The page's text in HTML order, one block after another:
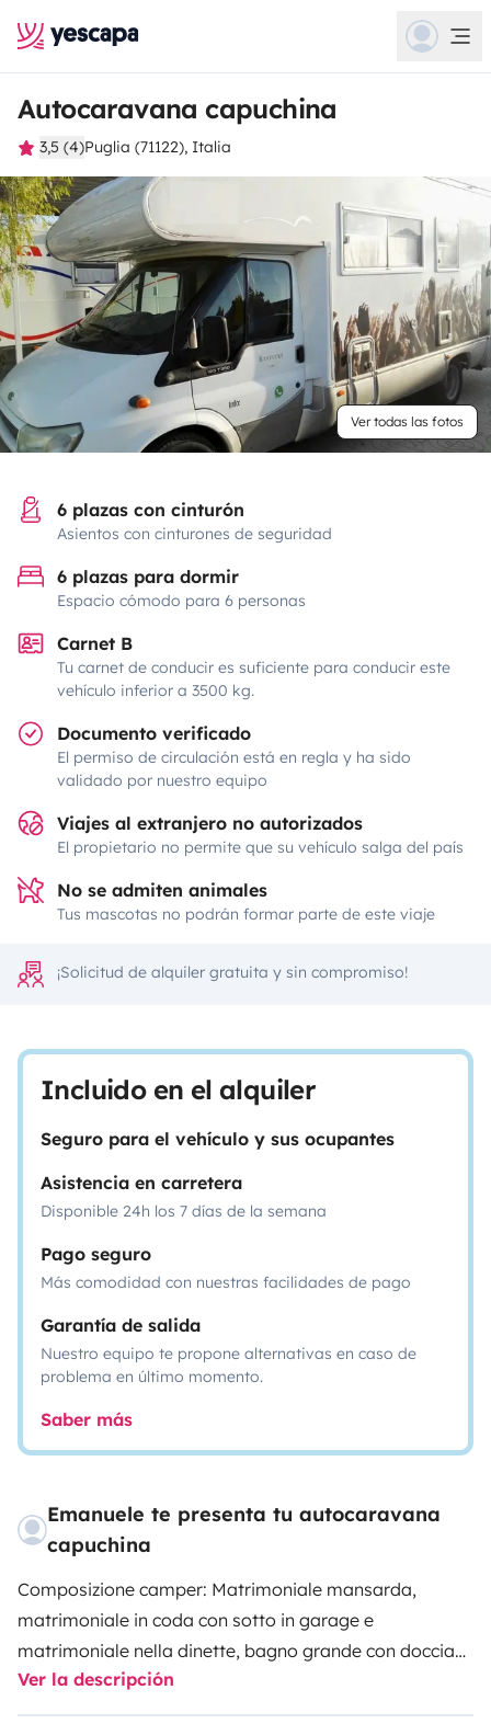
Autocaravana capuchina
3,5 (4)Puglia (71122), Italia
Ver todas las fotos
6 plazas con cinturón
Asientos con cinturones de seguridad
6 plazas para dormir
Espacio cómodo para 6 personas
Carnet B
Tu carnet de conducir es suficiente para conducir este
vehículo inferior a 3500 kg.
Documento verificado
El permiso de circulación está en regla y ha sido
validado por nuestro equipo
Viajes al extranjero no autorizados
El propietario no permite que su vehículo salga del país
No se admiten animales
Tus mascotas no podrán formar parte de este viaje
¡Solicitud de alquiler gratuita y sin compromiso!
Incluido en el alquiler
Seguro para el vehículo y sus ocupantes
Asistencia en carretera
Disponible 24h los 7 días de la semana
Pago seguro
Más comodidad con nuestras facilidades de pago
Garantía de salida
Nuestro equipo te propone alternativas en caso de
problema en último momento.
Saber más
Emanuele te presenta tu autocaravana
capuchina
Composizione camper: Matrimoniale mansarda,
matrimoniale in coda con sotto in garage e
matrimoniale nella dinette, bagno grande con doccia
separata, piano cottura molto spazioso con cappa
aspirante e turbovent, frigo da lt. 150 con congelatore
Ver la descripción